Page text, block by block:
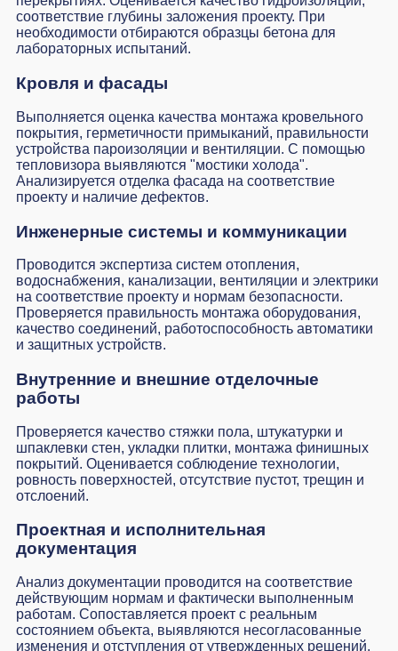
соответствие глубины заложения проекту. При
необходимости отбираются образцы бетона для
лабораторных испытаний.
Кровля и фасады
Выполняется оценка качества монтажа кровельного
покрытия, герметичности примыканий, правильности
устройства пароизоляции и вентиляции. С помощью
тепловизора выявляются "мостики холода".
Анализируется отделка фасада на соответствие
проекту и наличие дефектов.
Инженерные системы и коммуникации
Проводится экспертиза систем отопления,
водоснабжения, канализации, вентиляции и электрики
на соответствие проекту и нормам безопасности.
Проверяется правильность монтажа оборудования,
качество соединений, работоспособность автоматики
и защитных устройств.
Внутренние и внешние отделочные
работы
Проверяется качество стяжки пола, штукатурки и
шпаклевки стен, укладки плитки, монтажа финишных
покрытий. Оценивается соблюдение технологии,
ровность поверхностей, отсутствие пустот, трещин и
отслоений.
Проектная и исполнительная
документация
Анализ документации проводится на соответствие
действующим нормам и фактически выполненным
работам. Сопоставляется проект с реальным
состоянием объекта, выявляются несогласованные
изменения и отступления от утвержденных решений.